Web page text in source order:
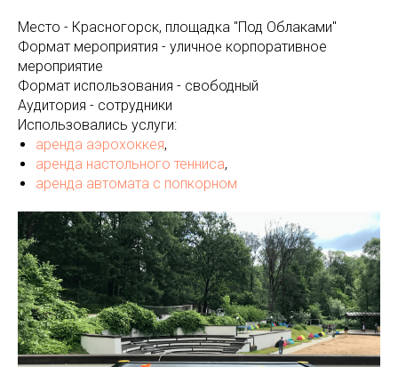
Место - Красногорск, площадка "Под Облаками"
Формат мероприятия - уличное корпоративное
мероприятие
Формат использования - свободный
Аудитория - сотрудники
Использовались услуги:
аренда аэрохоккея,
аренда настольного тенниса,
аренда автомата с попкорном